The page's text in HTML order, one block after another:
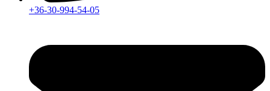
+36-30-994-54-05